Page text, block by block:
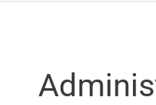
Administração
–